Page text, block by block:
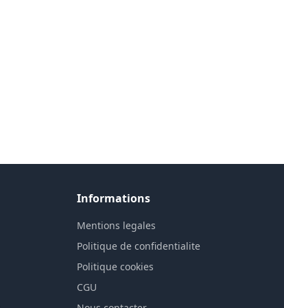
Informations
Mentions legales
Politique de confidentialite
Politique cookies
CGU